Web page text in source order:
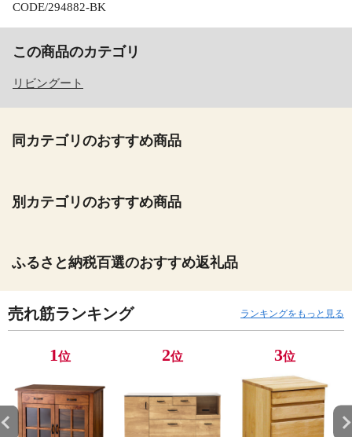
CODE/294882-BK
この商品のカテゴリ
リビングート
同カテゴリのおすすめ商品
別カテゴリのおすすめ商品
ふるさと納税百選のおすすめ返礼品
売れ筋ランキング ランキングをもっと見る
1位 2位 3位